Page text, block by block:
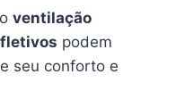
ventilação
podem
seu conforto e